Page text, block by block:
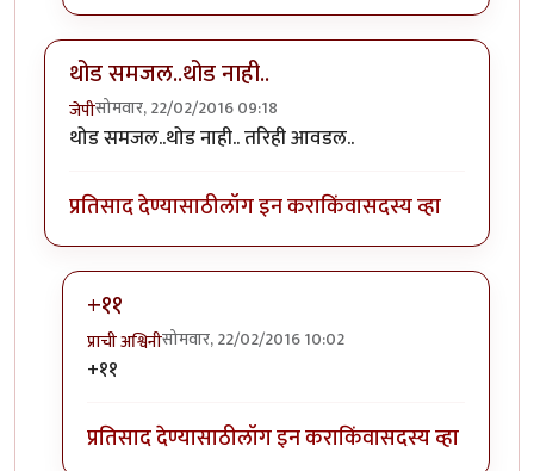
थोड समजल..थोड नाही..
जेपीसोमवार, 22/02/2016 09:18
थोड समजल..थोड नाही.. तरिही आवडल..
प्रतिसाद देण्यासाठीलॉग इन कराकिंवासदस्य व्हा
+११
प्राची अश्विनीसोमवार, 22/02/2016 10:02
In reply to
+११
प्रतिसाद देण्यासाठीलॉग इन कराकिंवासदस्य व्हा